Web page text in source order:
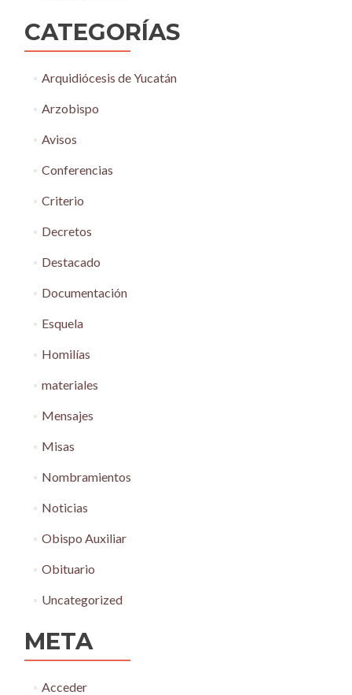
CATEGORÍAS
Arquidiócesis de Yucatán
Arzobispo
Avisos
Conferencias
Criterio
Decretos
Destacado
Documentación
Esquela
Homilías
materiales
Mensajes
Misas
Nombramientos
Noticias
Obispo Auxiliar
Obituario
Uncategorized
META
Acceder